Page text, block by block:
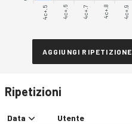
4c+.5 4c+.6 4c+.7 4c+.8 4c+.9
AGGIUNGI RIPETIZIONE
Ripetizioni
Data Utente